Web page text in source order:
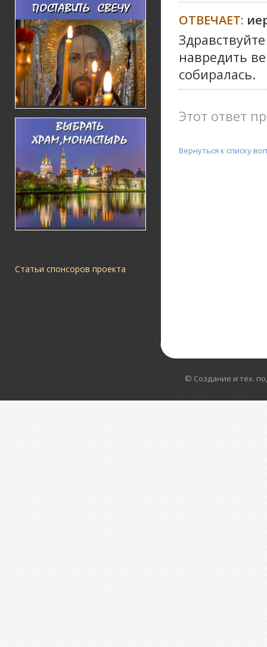
Статьи спонсоров проекта
ОТВЕЧАЕТ:
навредить
собиралась.
Этот ответ
Вернуться к списку
© Создание и тех.